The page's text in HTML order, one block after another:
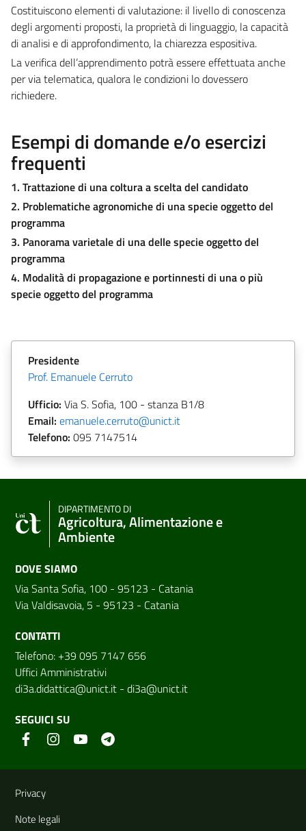
Costituiscono elementi di valutazione: il livello di conoscenza
degli argomenti proposti, la proprietà di linguaggio, la capacità
di analisi e di approfondimento, la chiarezza espositiva.
La verifica dell’apprendimento potrà essere effettuata anche
per via telematica, qualora le condizioni lo dovessero
richiedere.
Esempi di domande e/o esercizi
frequenti
1. Trattazione di una coltura a scelta del candidato
2. Problematiche agronomiche di una specie oggetto del
programma
3. Panorama varietale di una delle specie oggetto del
programma
4. Modalità di propagazione e portinnesti di una o più
specie oggetto del programma
Presidente
Prof. Emanuele Cerruto
Ufficio: Via S. Sofia, 100 - stanza B1/8
Email: emanuele.cerruto@unict.it
Telefono: 095 7147514
DIPARTIMENTO DI
Agricoltura, Alimentazione e
Ambiente
DOVE SIAMO
Via Santa Sofia, 100 - 95123 - Catania
Via Valdisavoia, 5 - 95123 - Catania
CONTATTI
Telefono: +39 095 7147 656
Uffici Amministrativi
di3a.didattica@unict.it - di3a@unict.it
SEGUICI SU
Link e informazioni utili
Privacy
Note legali